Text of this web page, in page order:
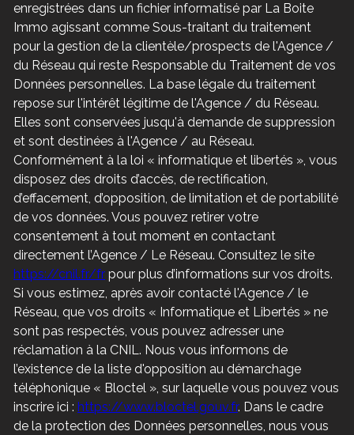
enregistrées dans un fichier informatisé par La Boite
Immo agissant comme Sous-traitant du traitement
pour la gestion de la clientèle/prospects de l'Agence /
du Réseau qui reste Responsable du Traitement de vos
Données personnelles. La base légale du traitement
repose sur l'intérêt légitime de l'Agence / du Réseau.
Elles sont conservées jusqu'à demande de suppression
et sont destinées à l'Agence / au Réseau.
Conformément à la loi « informatique et libertés », vous
disposez des droits d’accès, de rectification,
d’effacement, d’opposition, de limitation et de portabilité
de vos données. Vous pouvez retirer votre
consentement à tout moment en contactant
directement l’Agence / Le Réseau. Consultez le site
https://cnil.fr/fr pour plus d’informations sur vos droits.
Si vous estimez, après avoir contacté l'Agence / le
Réseau, que vos droits « Informatique et Libertés » ne
sont pas respectés, vous pouvez adresser une
réclamation à la CNIL. Nous vous informons de
l’existence de la liste d'opposition au démarchage
téléphonique « Bloctel », sur laquelle vous pouvez vous
inscrire ici : https://www.bloctel.gouv.fr. Dans le cadre
de la protection des Données personnelles, nous vous